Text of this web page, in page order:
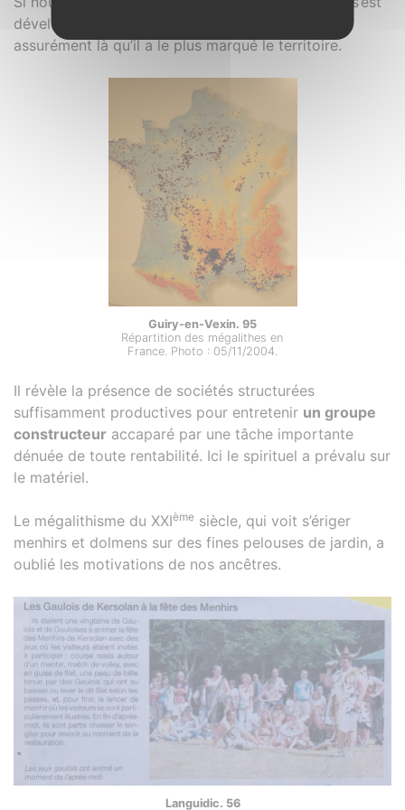
développé à partir de la façade atlantique, c’est
assurément là qu’il a le plus marqué le territoire.
Guiry-en-Vexin. 95
Répartition des mégalithes en
France. Photo : 05/11/2004.
Il révèle la présence de sociétés structurées
suffisamment productives pour entretenir un groupe
constructeur accaparé par une tâche importante
dénuée de toute rentabilité. Ici le spirituel a prévalu sur
le matériel.
Le mégalithisme du XXIème siècle, qui voit s’ériger
menhirs et dolmens sur des fines pelouses de jardin, a
oublié les motivations de nos ancêtres.
Languidic. 56